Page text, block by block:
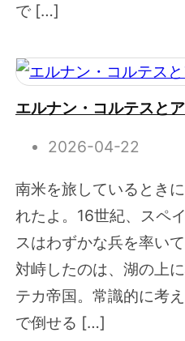
で […]
エルナン・コルテスと
2026-04-22
南米を旅しているとき
れたよ。16世紀、スペ
スはわずかな兵を率い
対峙したのは、湖の上
テカ帝国。常識的に考
で倒せる […]